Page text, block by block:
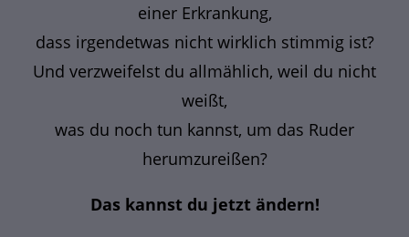
einer Erkrankung,
dass irgendetwas nicht wirklich stimmig ist?
Und verzweifelst du allmählich, weil du nicht
weißt,
was du noch tun kannst, um das Ruder
herumzureißen?
Das kannst du jetzt ändern!